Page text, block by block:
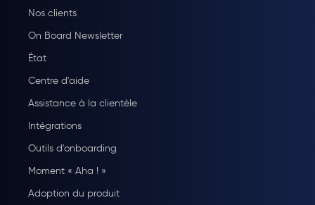
Nos clients
On Board Newsletter
État
Centre d'aide
Assistance à la clientèle
Intégrations
Outils d'onboarding
Moment « Aha ! »
Adoption du produit